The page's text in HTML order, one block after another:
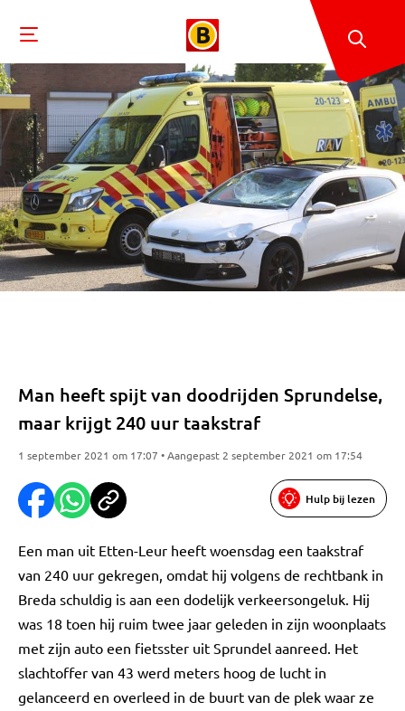
Man heeft spijt van doodrijden Sprundelse,
maar krijgt 240 uur taakstraf
1 september 2021 om 17:07 • Aangepast 2 september 2021 om 17:54
Hulp bij lezen
Een man uit Etten-Leur heeft woensdag een taakstraf
van 240 uur gekregen, omdat hij volgens de rechtbank in
Breda schuldig is aan een dodelijk verkeersongeluk. Hij
was 18 toen hij ruim twee jaar geleden in zijn woonplaats
met zijn auto een fietsster uit Sprundel aanreed. Het
slachtoffer van 43 werd meters hoog de lucht in
gelanceerd en overleed in de buurt van de plek waar ze